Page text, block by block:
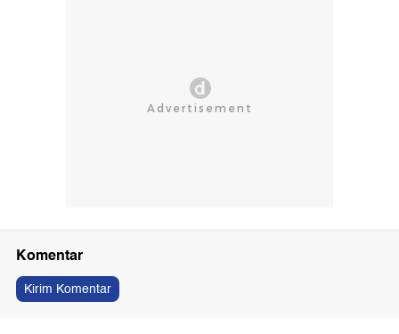
Komentar
Kirim Komentar